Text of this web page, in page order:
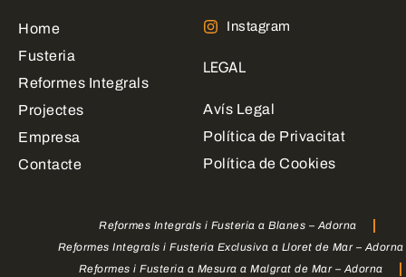
Home
Fusteria
Reformes Integrals
Projectes
Empresa
Contacte
Instagram
LEGAL
Avís Legal
Política de Privacitat
Política de Cookies
Reformes Integrals i Fusteria a Blanes – Adorna
Reformes Integrals i Fusteria Exclusiva a Lloret de Mar – Adorna
Reformes i Fusteria a Mesura a Malgrat de Mar – Adorna